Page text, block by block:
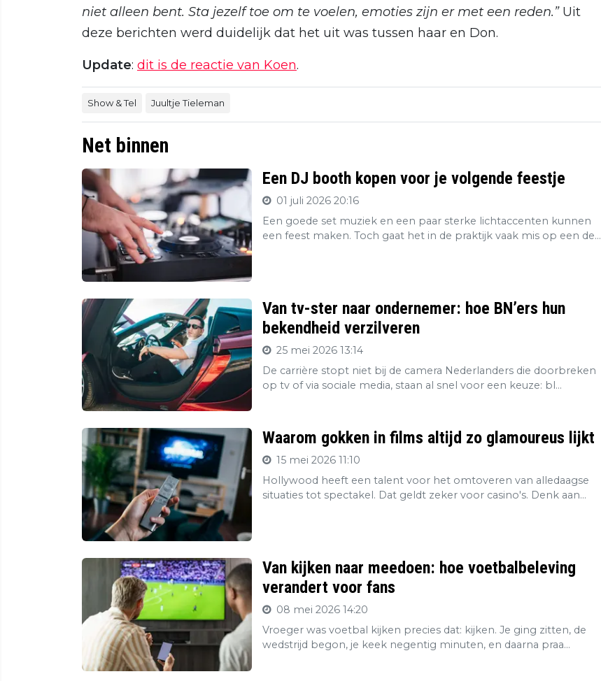
niet alleen bent. Sta jezelf toe om te voelen, emoties zijn er met een reden.”Uit
deze berichten werd duidelijk dat het uit was tussen haar en Don.
Update: dit is de reactie van Koen.
Show & Tel Juultje Tieleman
Net binnen
Een DJ booth kopen voor je volgende feestje
01 juli 2026 20:16
Een goede set muziek en een paar sterke lichtaccenten kunnen
een feest maken. Toch gaat het in de praktijk vaak mis op een de...
Van tv-ster naar ondernemer: hoe BN’ers hun
bekendheid verzilveren
25 mei 2026 13:14
De carrière stopt niet bij de camera Nederlanders die doorbreken
op tv of via sociale media, staan al snel voor een keuze: bl...
Waarom gokken in films altijd zo glamoureus lijkt
15 mei 2026 11:10
Hollywood heeft een talent voor het omtoveren van alledaagse
situaties tot spectakel. Dat geldt zeker voor casino's. Denk aan...
Van kijken naar meedoen: hoe voetbalbeleving
verandert voor fans
08 mei 2026 14:20
Vroeger was voetbal kijken precies dat: kijken. Je ging zitten, de
wedstrijd begon, je keek negentig minuten, en daarna praa...